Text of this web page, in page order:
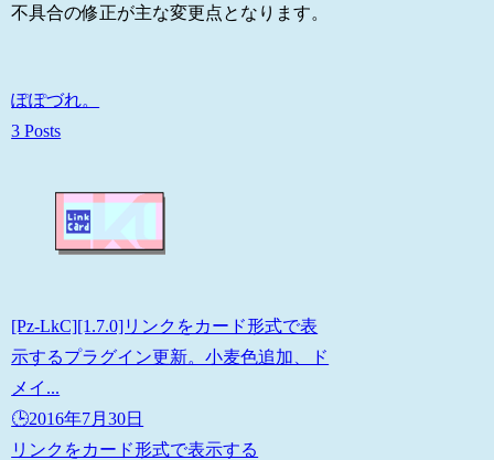
不具合の修正が主な変更点となります。
ぽぽづれ。
3 Posts
[Pz-LkC][1.7.0]リンクをカード形式で表
示するプラグイン更新。小麦色追加、ド
メイ...
🕒️2016年7月30日
リンクをカード形式で表示する